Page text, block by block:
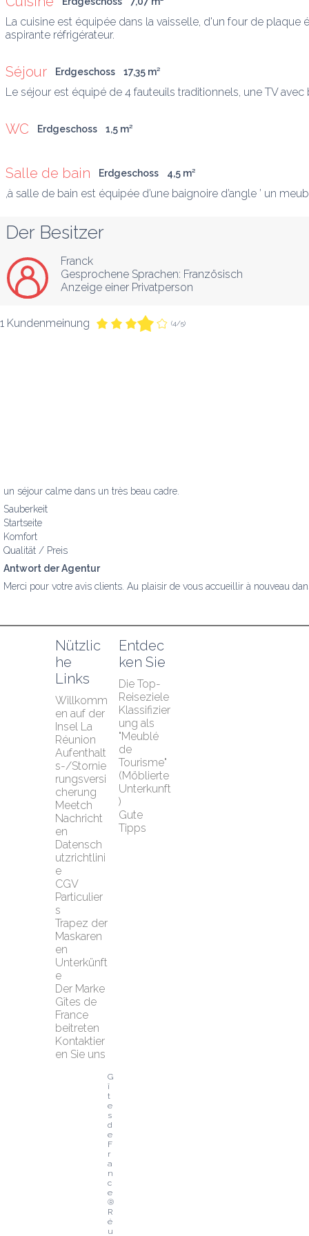
La cuisine est équipée dans la vaisselle, d'un four de
aspirante réfrigérateur.
Séjour Erdgeschoss 17,35 m²
Le séjour est équipé de 4 fauteuils traditionnels, une TV
WC Erdgeschoss 1,5 m²
Salle de bain Erdgeschoss 4,5 m²
,à salle de bain est équipée d’une baignoire d’angle ’ un
Der Besitzer
Franck
Gesprochene Sprachen: Französisch
Anzeige einer Privatperson
1 Kundenmeinung (4/5)
un séjour calme dans un très beau cadre.
Sauberkeit
Startseite
Komfort
Qualität / Preis
Antwort der Agentur
Merci pour votre avis clients. Au plaisir de vous accueillir à nouveau
Nützlic
he
Links
Willkomm
en auf der
Insel La
Réunion
Aufenthalt
s-/Stornie
rungsversi
cherung
Meetch
Nachricht
en
Datensch
utzrichtlini
e
CGV
Particulier
s
Trapez der
Maskaren
en
Unterkünft
e
Der Marke
Gîtes de
France
beitreten
Kontaktier
en Sie uns
Entdec
ken Sie
Die Top-
Reiseziele
Klassifizier
ung als
"Meublé
de
Tourisme"
(Möblierte
Unterkunft
)
Gute
Tipps
G
î
t
e
s
d
e
F
r
a
n
c
e
®
R
é
u